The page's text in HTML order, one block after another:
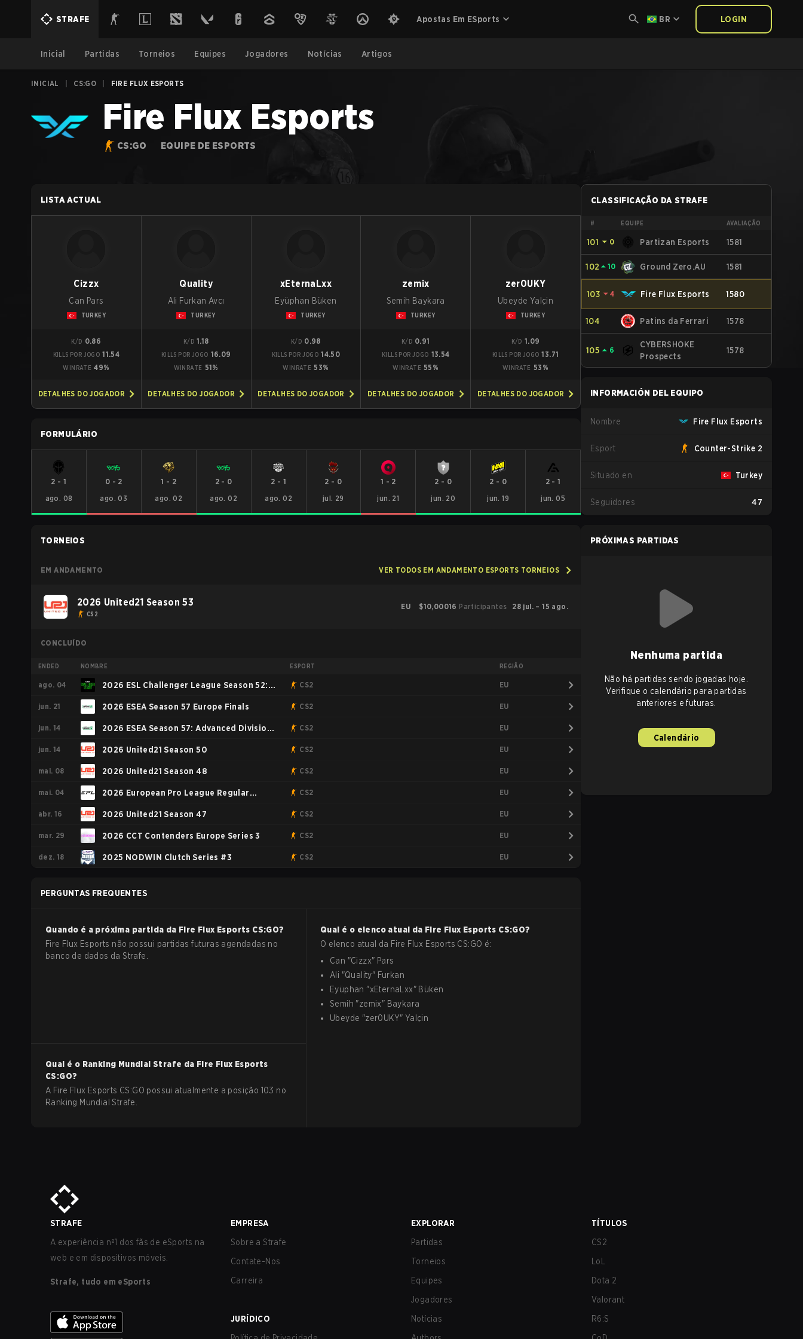
STRAFE Apostas Em ESports BR LOGIN
Inicial Partidas Torneios Equipes Jogadores Notícias Artigos
INICIAL CS:GO FIRE FLUX ESPORTS
Fire Flux Esports
CS:GO EQUIPE DE ESPORTS
LISTA ACTUAL
Cizzx
Can Pars
TURKEY
K/D 0.86
KILLS POR JOGO 11.54
WINRATE 49%
DETALHES DO JOGADOR
Quality
Ali Furkan Avcı
TURKEY
K/D 1.18
KILLS POR JOGO 16.09
WINRATE 51%
DETALHES DO JOGADOR
xEternaLxx
Eyüphan Büken
TURKEY
K/D 0.98
KILLS POR JOGO 14.50
WINRATE 53%
DETALHES DO JOGADOR
zemix
Semih Baykara
TURKEY
K/D 0.91
KILLS POR JOGO 13.54
WINRATE 55%
DETALHES DO JOGADOR
zer0UKY
Ubeyde Yalçin
TURKEY
K/D 1.09
KILLS POR JOGO 13.71
WINRATE 53%
DETALHES DO JOGADOR
FORMULÁRIO
2 -1
ago. 08
0 - 2
ago. 03
1 - 2
ago. 02
2 - 0
ago. 02
2 - 1
ago. 02
2 - 0
jul. 29
1 - 2
jun. 21
2 - 0
jun. 20
2 - 0
jun. 19
2 -1
jun. 05
TORNEIOS
EM ANDAMENTO VER TODOS EM ANDAMENTO ESPORTS TORNEIOS
2026 United21 Season 53
CS2
EU $10,00016 Participantes 28 jul. – 15 ago.
CONCLUÍDO
ENDED NOMBRE ESPORT REGIÃO
ago. 04 2026 ESL Challenger League Season 52:
Europe - Cup #2
CS2 EU
jun. 21 2026 ESEA Season 57 Europe Finals CS2 EU
jun. 14 2026 ESEA Season 57: Advanced Division
- Europe
CS2 EU
jun. 14 2026 United21 Season 50 CS2 EU
mai. 08 2026 United21 Season 48 CS2 EU
mai. 04 2026 European Pro League Regular
Season 4
CS2 EU
abr. 16 2026 United21 Season 47 CS2 EU
mar. 29 2026 CCT Contenders Europe Series 3 CS2 EU
dez. 18 2025 NODWIN Clutch Series #3 CS2 EU
PERGUNTAS FREQUENTES
Quando é a próxima partida da Fire Flux Esports CS:GO?
Fire Flux Esports não possui partidas futuras agendadas no
banco de dados da Strafe.
Qual é o elenco atual da Fire Flux Esports CS:GO?
O elenco atual da Fire Flux Esports CS:GO é:
Can "Cizzx" Pars
Ali "Quality" Furkan
Eyüphan "xEternaLxx" Büken
Semih "zemix" Baykara
Ubeyde "zer0UKY" Yalçin
Qual é o Ranking Mundial Strafe da Fire Flux Esports
CS:GO?
A Fire Flux Esports CS:GO possui atualmente a posição 103 no
Ranking Mundial Strafe.
CLASSIFICAÇÃO DA STRAFE
# EQUIPE AVALIAÇÃO
101 ⏷ 0 Partizan Esports 1581
102 ⏶ 10 Ground Zero.AU 1581
103 ⏷ 4 Fire Flux Esports 1580
104 Patins da Ferrari 1578
105 ⏶ 6
CYBERSHOKE
Prospects
1578
INFORMACIÓN DEL EQUIPO
Nombre Fire Flux Esports
Esport Counter-Strike 2
Situado en Turkey
Seguidores 47
PRÓXIMAS PARTIDAS
Nenhuma partida
Não há partidas sendo jogadas hoje.
Verifique o calendário para partidas
anteriores e futuras.
Calendário
STRAFE
A experiência nº1 dos fãs de eSports na
web e em dispositivos móveis.
Strafe, tudo em eSports
EMPRESA
Sobre a Strafe
Contate-Nos
Carreira
JURÍDICO
EXPLORAR
Partidas
Torneios
Equipes
Jogadores
Notícias
TÍTULOS
CS2
LoL
Dota 2
Valorant
R6:S